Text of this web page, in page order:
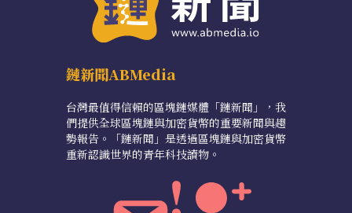
鏈新聞ABMedia
台灣最值得信賴的區塊鏈媒體「鏈新聞」，我
們提供全球區塊鏈與加密貨幣的重要新聞與趨
勢報告。「鏈新聞」是透過區塊鏈與加密貨幣
重新認識世界的青年科技讀物。